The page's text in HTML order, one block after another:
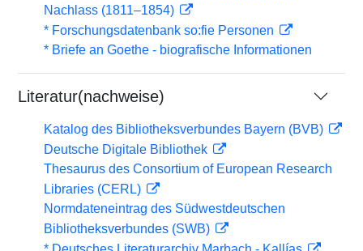
Nachlass (1811–1854)
* Forschungsdatenbank so:fie Personen
* Briefe an Goethe - biografische Informationen
Literatur(nachweise)
Katalog des Bibliotheksverbundes Bayern (BVB)
Deutsche Digitale Bibliothek
Thesaurus des Consortium of European Research
Libraries (CERL)
Normdateneintrag des Südwestdeutschen
Bibliotheksverbundes (SWB)